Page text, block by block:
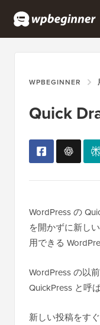
WPBEGINNER
Quick
WordPress の
を開かずに新し
用できる
WordPress の以
QuickPress と呼
新しい投稿をす